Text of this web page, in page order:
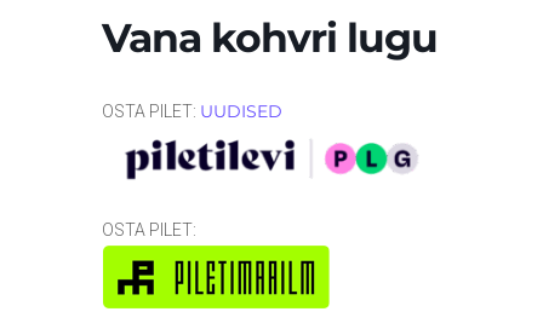
Vana kohvri lugu
OSTA PILET: UUDISED
OSTA PILET: